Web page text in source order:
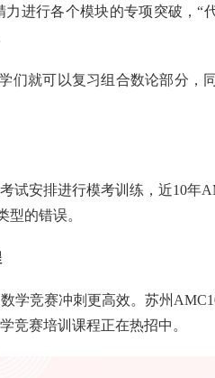
进行各个模块的专项突破，“
们就可以复习组合数论部分，
试安排进行模考训练，近10年
型的错误。
学竞赛冲刺更高效。苏州
竞赛培训课程正在热招中。